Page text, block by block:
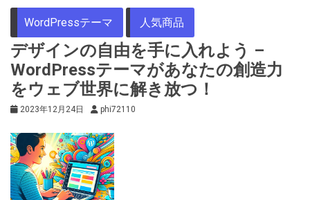
WordPressテーマ 人気商品
デザインの自由を手に入れよう –
WordPressテーマがあなたの創造力
をウェブ世界に解き放つ！
2023年12月24日 phi72110